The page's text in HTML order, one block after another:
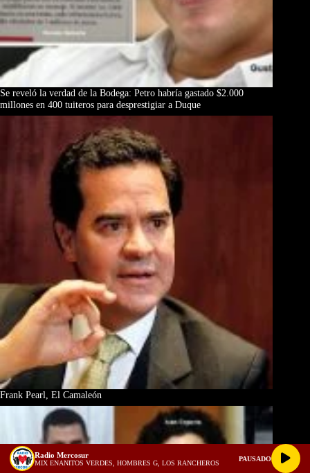
Se reveló la verdad de la Bodega: Petro habría gastado $2.000
millones en 400 tuiteros para desprestigiar a Duque
Frank Pearl, El Camaleón
Radio Mercosur
MIX ENANITOS VERDES, HOMBRES G, LOS RANCHEROS
PAUSADO